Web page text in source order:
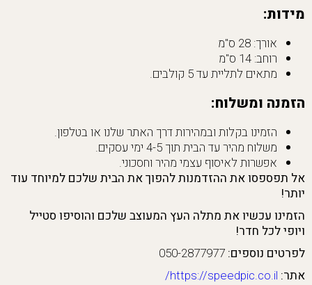
מידות:
אורך: 28 ס"מ
רוחב: 14 ס"מ
מתאים לתליית עד 5 קולבים.
הזמנה ומשלוח:
הזמינו בקלות ובמהירות דרך האתר שלנו או בטלפון.
משלוח מהיר עד הבית תוך 4-5 ימי עסקים.
אפשרות לאיסוף עצמי מהיר וחסכוני.
אל תפספסו את ההזדמנות להפוך את הבית שלכם למיוחד עוד
יותר!
הזמינו עכשיו את מתלה העץ המעוצב שלכם והוסיפו סטייל
ויופי לכל חדר!
לפרטים נוספים:
אתר: https://speedpic.co.il/